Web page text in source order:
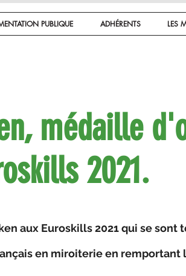
PUBLIQUE ADHÉRENTS LES
médaille
2021.
aux Euroskills 2021 qui se sont
en miroiterie en remportant